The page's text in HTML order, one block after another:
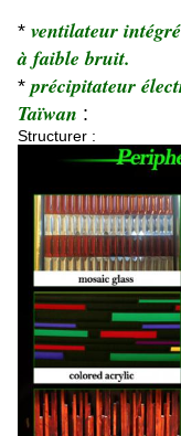
* ventilateur intégré
à faible bruit.
*précipitateur
Taïwan :
Structurer :